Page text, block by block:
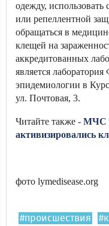
одежду, использовать
или репеллентной
обращаться в
клещей на
аккредитованных
является
эпидемиологии в
ул. Почтовая, 3.
Читайте также - МЧС
активизировались
фото lymedisease.org
#происшествия